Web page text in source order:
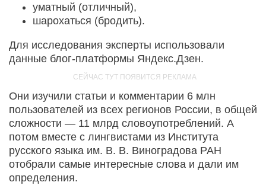
уматный (отличный),
шарохаться (бродить).
Для исследования эксперты использовали
данные блог-платформы Яндекс.Дзен.
Они изучили статьи и комментарии 6 млн
пользователей из всех регионов России, в общей
сложности — 11 млрд словоупотреблений. А
потом вместе с лингвистами из Института
русского языка им. В. В. Виноградова РАН
отобрали самые интересные слова и дали им
определения.